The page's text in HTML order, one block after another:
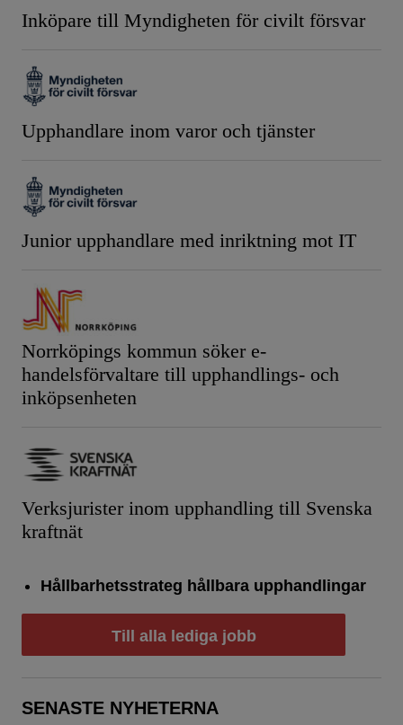
Inköpare till Myndigheten för civilt försvar
Upphandlare inom varor och tjänster
Junior upphandlare med inriktning mot IT
Norrköpings kommun söker e-
handelsförvaltare till upphandlings- och
inköpsenheten
Verksjurister inom upphandling till Svenska
kraftnät
Hållbarhetsstrateg hållbara upphandlingar
Till alla lediga jobb
SENASTE NYHETERNA